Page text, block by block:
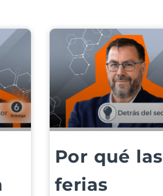
Por qué las
ferias